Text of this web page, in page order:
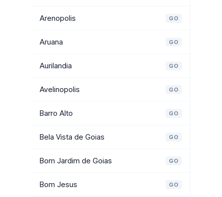
Arenopolis GO
Aruana GO
Aurilandia GO
Avelinopolis GO
Barro Alto GO
Bela Vista de Goias GO
Bom Jardim de Goias GO
Bom Jesus GO